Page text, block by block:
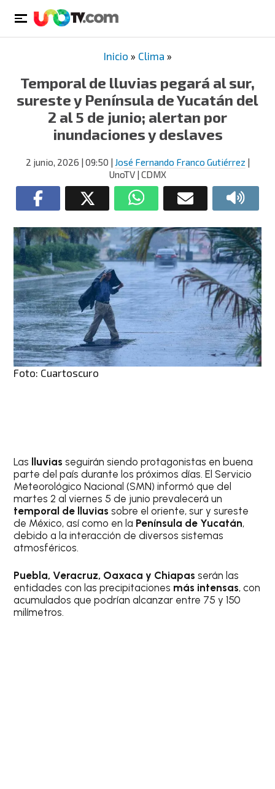
Inicio » Clima »
Temporal de lluvias pegará al sur,
sureste y Península de Yucatán del
2 al 5 de junio; alertan por
inundaciones y deslaves
2 junio, 2026 | 09:50 | José Fernando Franco Gutiérrez |
UnoTV | CDMX
Foto: Cuartoscuro
Las lluvias seguirán siendo protagonistas en buena
parte del país durante los próximos días. El Servicio
Meteorológico Nacional (SMN) informó que del
martes 2 al viernes 5 de junio prevalecerá un
temporal de lluvias sobre el oriente, sur y sureste
de México, así como en la Península de Yucatán,
debido a la interacción de diversos sistemas
atmosféricos.
Puebla, Veracruz, Oaxaca y Chiapasserán las
entidades con las precipitaciones más intensas, con
acumulados que podrían alcanzar entre 75 y 150
milímetros.